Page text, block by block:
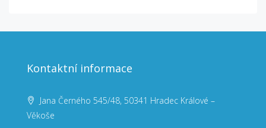
Kontaktní informace
Jana Černého 545/48, 50341 Hradec Králové –
Věkoše